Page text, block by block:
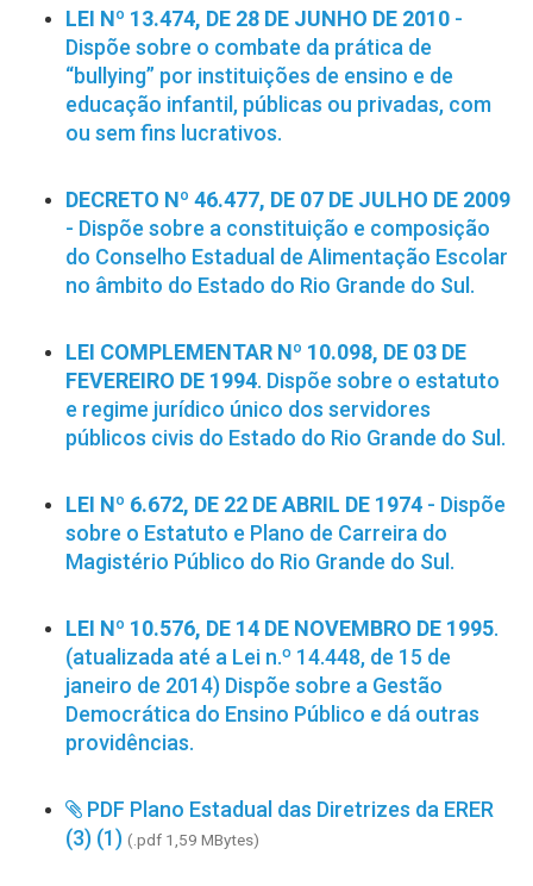
LEI Nº 13.474, DE 28 DE JUNHO DE 2010 -
Dispõe sobre o combate da prática de
“bullying” por instituições de ensino e de
educação infantil, públicas ou privadas, com
ou sem fins lucrativos.
DECRETO Nº 46.477, DE 07 DE JULHO DE 2009
- Dispõe sobre a constituição e composição
do Conselho Estadual de Alimentação Escolar
no âmbito do Estado do Rio Grande do Sul.
LEI COMPLEMENTAR Nº 10.098, DE 03 DE
FEVEREIRO DE 1994. Dispõe sobre o estatuto
e regime jurídico único dos servidores
públicos civis do Estado do Rio Grande do Sul.
LEI Nº 6.672, DE 22 DE ABRIL DE 1974 - Dispõe
sobre o Estatuto e Plano de Carreira do
Magistério Público do Rio Grande do Sul.
LEI Nº 10.576, DE 14 DE NOVEMBRO DE 1995.
(atualizada até a Lei n.º 14.448, de 15 de
janeiro de 2014) Dispõe sobre a Gestão
Democrática do Ensino Público e dá outras
providências.
PDF Plano Estadual das Diretrizes da ERER
(3) (1) (.pdf 1,59 MBytes)